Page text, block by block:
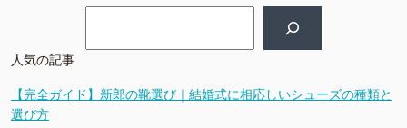
人気の記事
【完全ガイド】新郎の靴選び｜結婚式に相応しいシューズの種類と
選び方